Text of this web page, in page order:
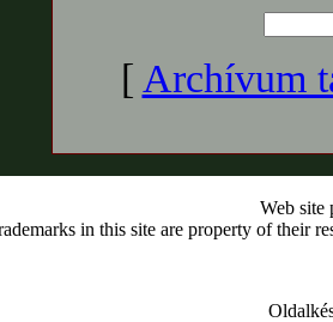
[ Archívum
Web site
in this site are property of their